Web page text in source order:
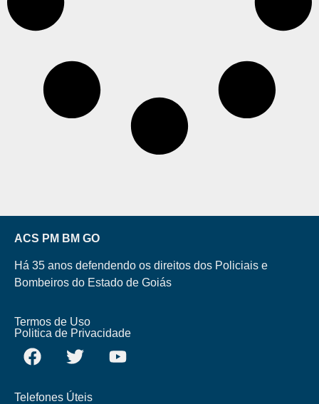
ACS PM BM GO
Há 35 anos defendendo os direitos dos Policiais e
Bombeiros do Estado de Goiás
Termos de Uso
Politica de Privacidade
Telefones Úteis